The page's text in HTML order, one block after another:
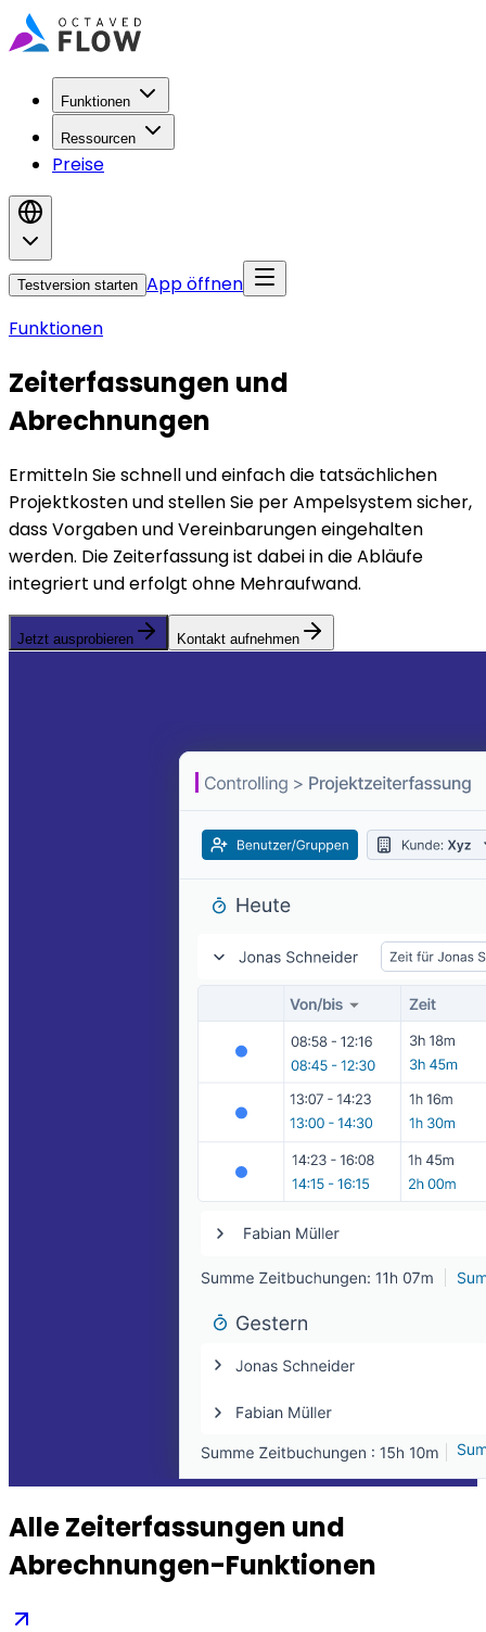
Funktionen
Ressourcen
Preise
Testversion starten App öffnen
Funktionen
Zeiterfassungen und
Abrechnungen
Ermitteln Sie schnell und einfach die tatsächlichen
Projektkosten und stellen Sie per Ampelsystem sicher,
dass Vorgaben und Vereinbarungen eingehalten
werden. Die Zeiterfassung ist dabei in die Abläufe
integriert und erfolgt ohne Mehraufwand.
Jetzt ausprobieren Kontakt aufnehmen
Alle Zeiterfassungen und
Abrechnungen-Funktionen